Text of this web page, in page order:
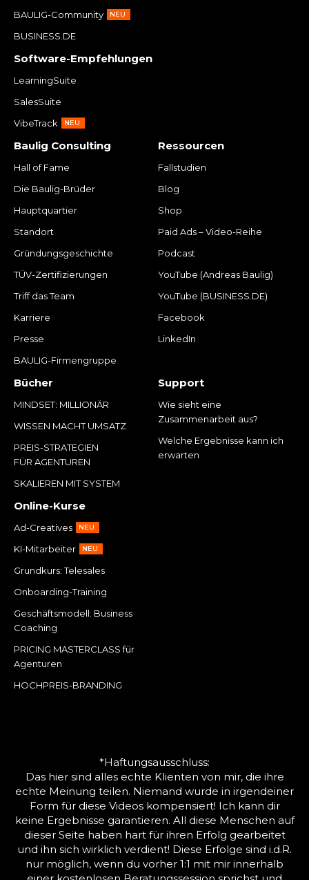
BAULIG-Community NEU
BUSINESS.DE
Software-Empfehlungen
LearningSuite
SalesSuite
VibeTrack
NEU
Baulig Consulting
Hall of Fame
Die Baulig-Brüder
Hauptquartier
Standort
Gründungsgeschichte
TÜV-Zertifizierungen
Triff das Team
Karriere
Presse
BAULIG-Firmengruppe
Ressourcen
Fallstudien
Blog
Shop
Paid Ads – Video-Reihe
Podcast
YouTube (Andreas Baulig)
YouTube (BUSINESS.DE)
Facebook
LinkedIn
Bücher
MINDSET: MILLIONÄR
WISSEN MACHT UMSATZ
PREIS-STRATEGIEN
FÜR AGENTUREN
SKALIEREN MIT SYSTEM
Online-Kurse
Ad-Creatives NEU
KI-Mitarbeiter NEU
Grundkurs: Telesales
Onboarding-Training
Geschäftsmodell: Business
Coaching
PRICING MASTERCLASS für
Agenturen
HOCHPREIS-BRANDING
Support
Wie sieht eine
Zusammenarbeit aus?
Welche Ergebnisse kann ich
erwarten
*Haftungsausschluss:
Das hier sind alles echte Klienten von mir, die ihre
echte Meinung teilen. Niemand wurde in irgendeiner
Form für diese Videos kompensiert! Ich kann dir
keine Ergebnisse garantieren. All diese Menschen auf
dieser Seite haben hart für ihren Erfolg gearbeitet
und ihn sich wirklich verdient! Diese Erfolge sind i.d.R.
nur möglich, wenn du vorher 1:1 mit mir innerhalb